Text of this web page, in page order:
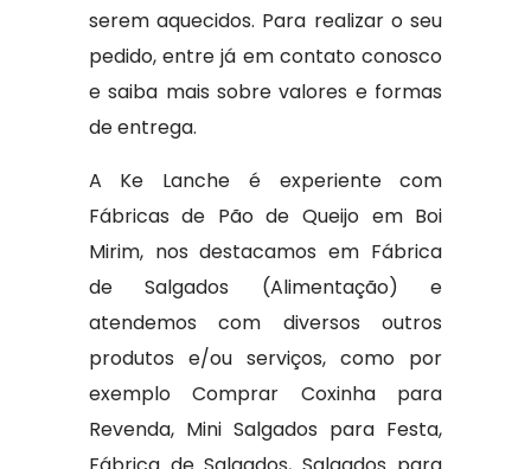
serem aquecidos. Para realizar o seu
pedido, entre já em contato conosco
e saiba mais sobre valores e formas
de entrega.
A Ke Lanche é experiente com
Fábricas de Pão de Queijo em Boi
Mirim, nos destacamos em Fábrica
de Salgados (Alimentação) e
atendemos com diversos outros
produtos e/ou serviços, como por
exemplo Comprar Coxinha para
Revenda, Mini Salgados para Festa,